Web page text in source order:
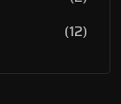
(12)